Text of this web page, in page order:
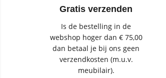
Gratis verzenden
Is de bestelling in de
webshop hoger dan € 75,00
dan betaal je bij ons geen
verzendkosten (m.u.v.
meubilair).